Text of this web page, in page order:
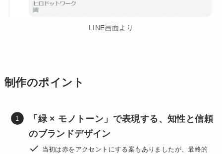
LINE画面より
制作のポイント
「緑 × モノトーン」で表現する、知性と信頼
のブランドデザイン
当初は赤をアクセントにする案もありましたが、最終的